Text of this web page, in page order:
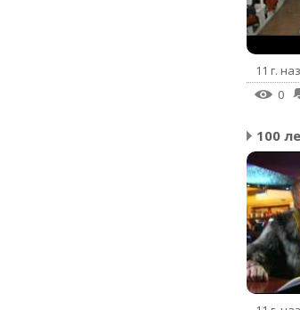
11 г.
0
100